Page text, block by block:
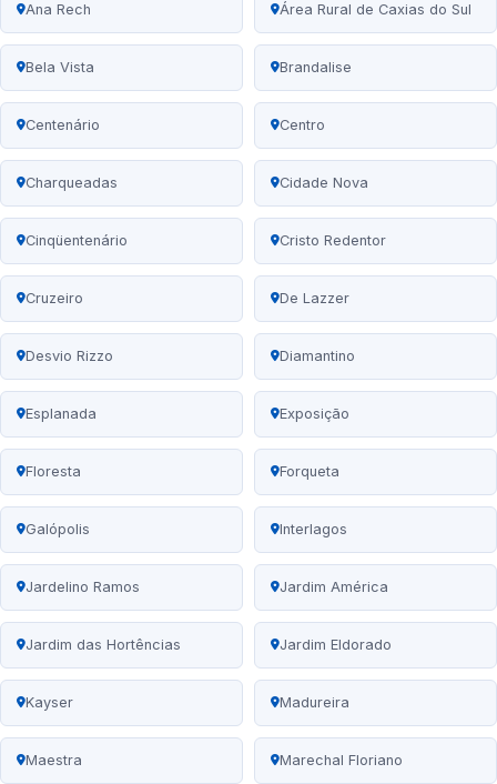
Ana Rech Área Rural de Caxias do Sul
Bela Vista Brandalise
Centenário Centro
Charqueadas Cidade Nova
Cinqüentenário Cristo Redentor
Cruzeiro De Lazzer
Desvio Rizzo Diamantino
Esplanada Exposição
Floresta Forqueta
Galópolis Interlagos
Jardelino Ramos Jardim América
Jardim das Hortências Jardim Eldorado
Kayser Madureira
Maestra Marechal Floriano